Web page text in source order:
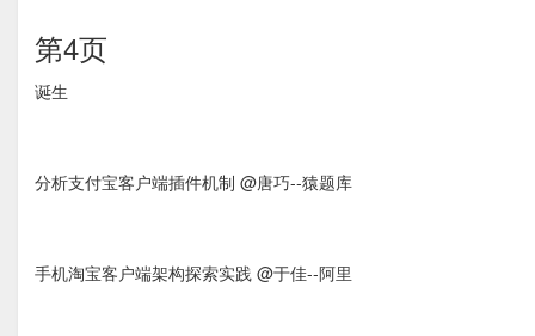
第4页
诞生
分析支付宝客户端插件机制 @唐巧-­‐猿题库
手机淘宝客户端架构探索实践 @于佳-­‐阿里